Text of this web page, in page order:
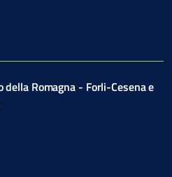
Romagna - Forli-Cesena e